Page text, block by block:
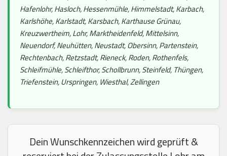
Hafenlohr, Hasloch, Hessenmühle, Himmelstadt, Karbach,
Karlshöhe, Karlstadt, Karsbach, Karthause Grünau,
Kreuzwertheim, Lohr, Marktheidenfeld, Mittelsinn,
Neuendorf, Neuhütten, Neustadt, Obersinn, Partenstein,
Rechtenbach, Retzstadt, Rieneck, Roden, Rothenfels,
Schleifmühle, Schleifthor, Schollbrunn, Steinfeld, Thüngen,
Triefenstein, Urspringen, Wiesthal, Zellingen
Dein Wunschkennzeichen wird geprüft &